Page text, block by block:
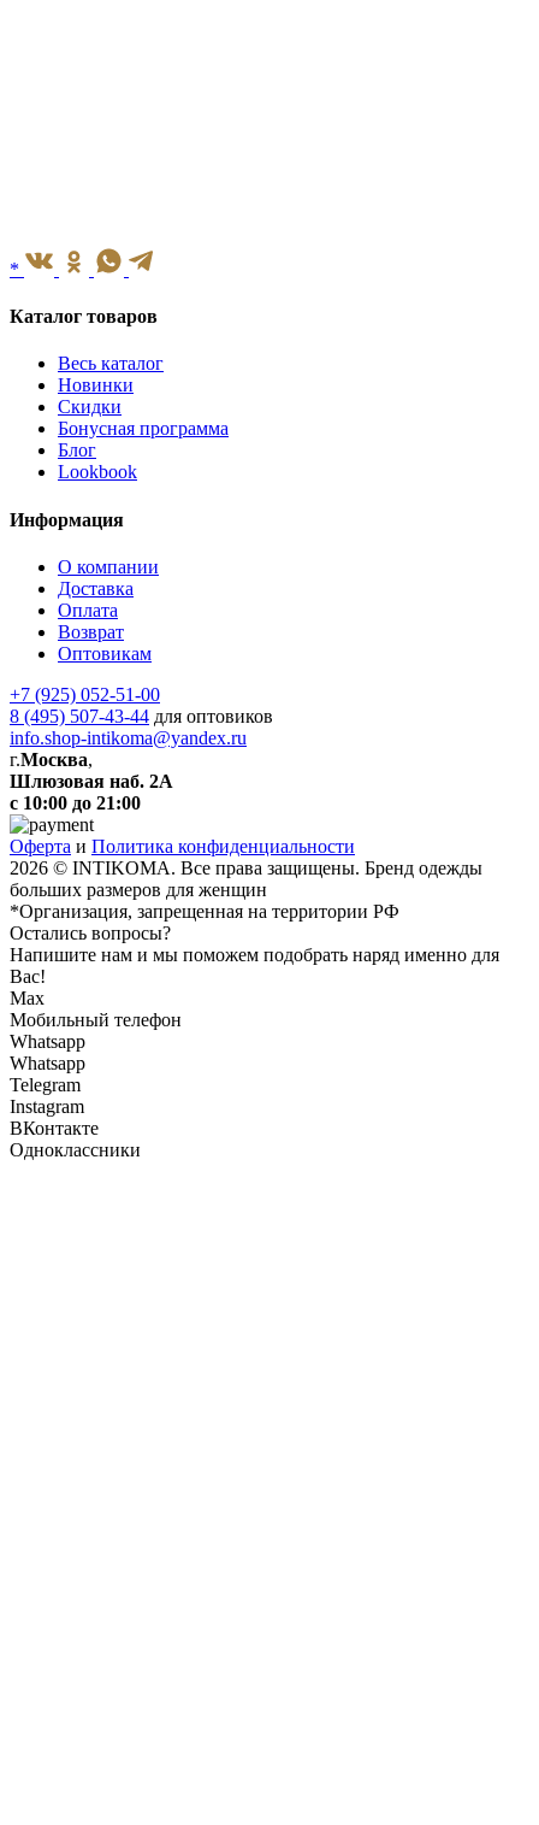
*
Каталог товаров
Весь каталог
Новинки
Скидки
Бонусная программа
Блог
Lookbook
Информация
О компании
Доставка
Оплата
Возврат
Оптовикам
+7 (925) 052-51-00
8 (495) 507-43-44 для оптовиков
info.shop-intikoma@yandex.ru
г.Москва,
Шлюзовая наб. 2А
с 10:00 до 21:00
Оферта и Политика конфиденциальности
2026 © INTIKOMA. Все права защищены. Бренд одежды
больших размеров для женщин
*Организация, запрещенная на территории РФ
Остались вопросы?
Напишите нам и мы поможем подобрать наряд именно для
Вас!
Max
Мобильный телефон
Whatsapp
Whatsapp
Telegram
Instagram
ВКонтакте
Одноклассники